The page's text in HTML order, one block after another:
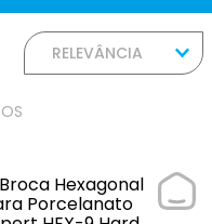
RELEVÂNCIA